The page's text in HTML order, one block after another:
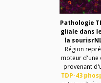
Pathologie
gliale dans
la souris
Région
moteur d'une
provenant
TDP-43